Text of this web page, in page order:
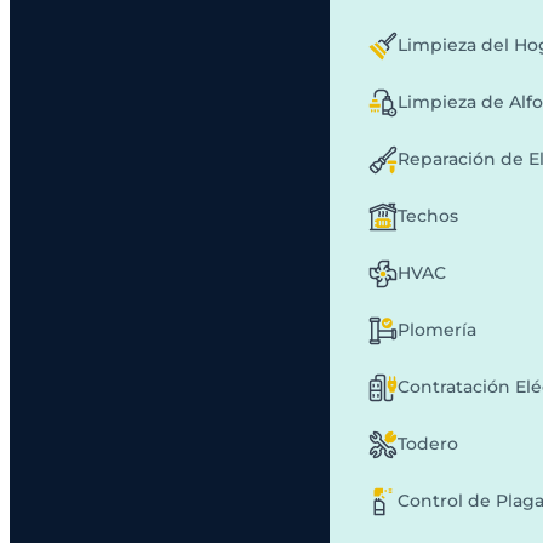
Limpieza del
Limpieza de
Reparación de
Techos
HVAC
Plomería
Contratación
Todero
Control de